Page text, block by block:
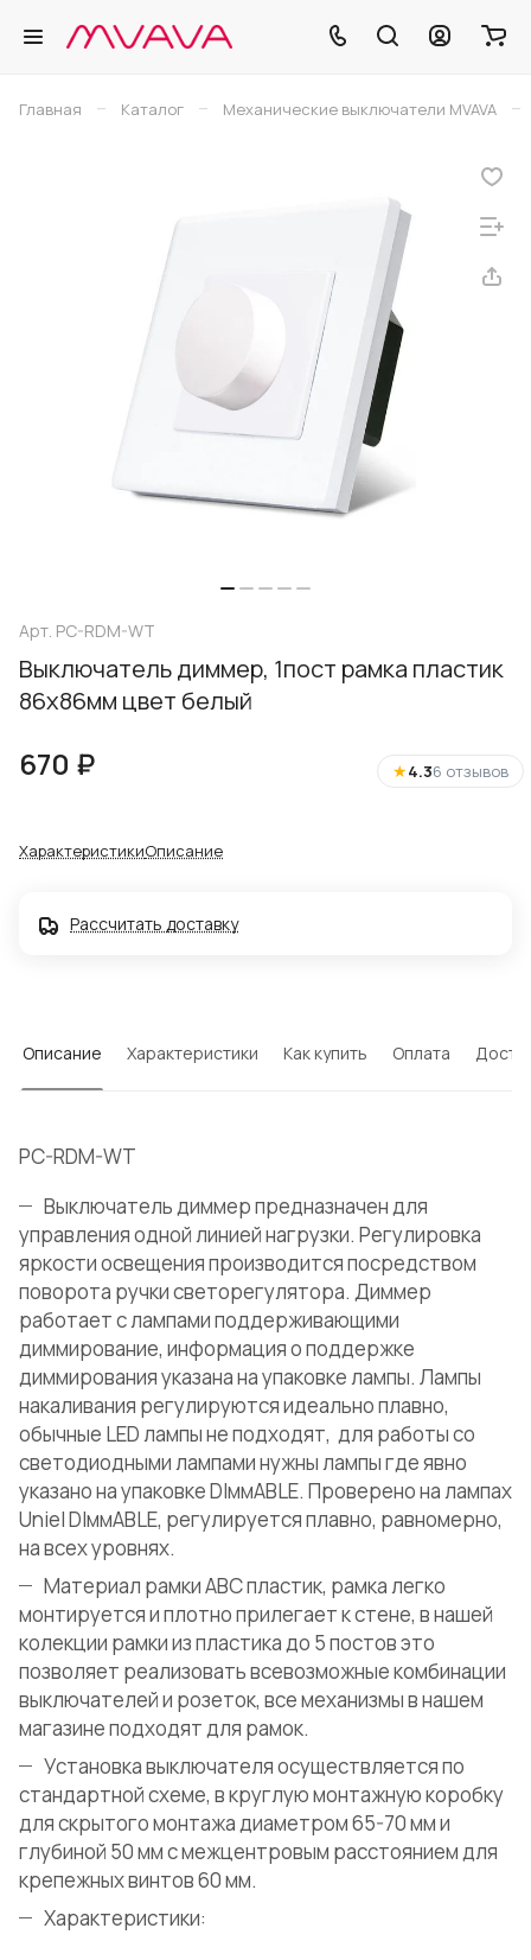
Главная – Каталог – Механические выключатели MVAVA –
Арт. PC-RDM-WT
Выключатель диммер, 1пост рамка пластик
86х86мм цвет белый
670 ₽ ★4.36 отзывов
ХарактеристикиОписание
Рассчитать доставку
Описание Характеристики Как купить Оплата
PC-RDM-WT
Выключатель диммер предназначен для
управления одной линией нагрузки. Регулировка
яркости освещения производится посредством
поворота ручки светорегулятора. Диммер
работает с лампами поддерживающими
диммирование, информация о поддержке
диммирования указана на упаковке лампы. Лампы
накаливания регулируются идеально плавно,
обычные LED лампы не подходят, для работы со
светодиодными лампами нужны лампы где явно
указано на упаковке DIммABLE. Проверено на лампах
Uniel DIммABLE, регулируется плавно, равномерно,
на всех уровнях.
Материал рамки ABC пластик, рамка легко
монтируется и плотно прилегает к стене, в нашей
колекции рамки из пластика до 5 постов это
позволяет реализовать всевозможные комбинации
выключателей и розеток, все механизмы в нашем
магазине подходят для рамок.
Установка выключателя осуществляется по
стандартной схеме, в круглую монтажную коробку
для скрытого монтажа диаметром 65-70 мм и
глубиной 50 мм с межцентровым расстоянием для
крепежных винтов 60 мм.
Характеристики: